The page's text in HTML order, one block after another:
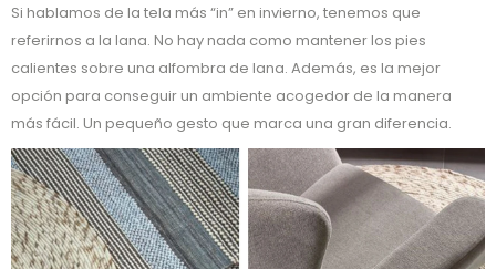
Si hablamos de la tela más “in” en invierno, tenemos que
referirnos a la lana. No hay nada como mantener los pies
calientes sobre una alfombra de lana. Además, es la mejor
opción para conseguir un ambiente acogedor de la manera
más fácil. Un pequeño gesto que marca una gran diferencia.